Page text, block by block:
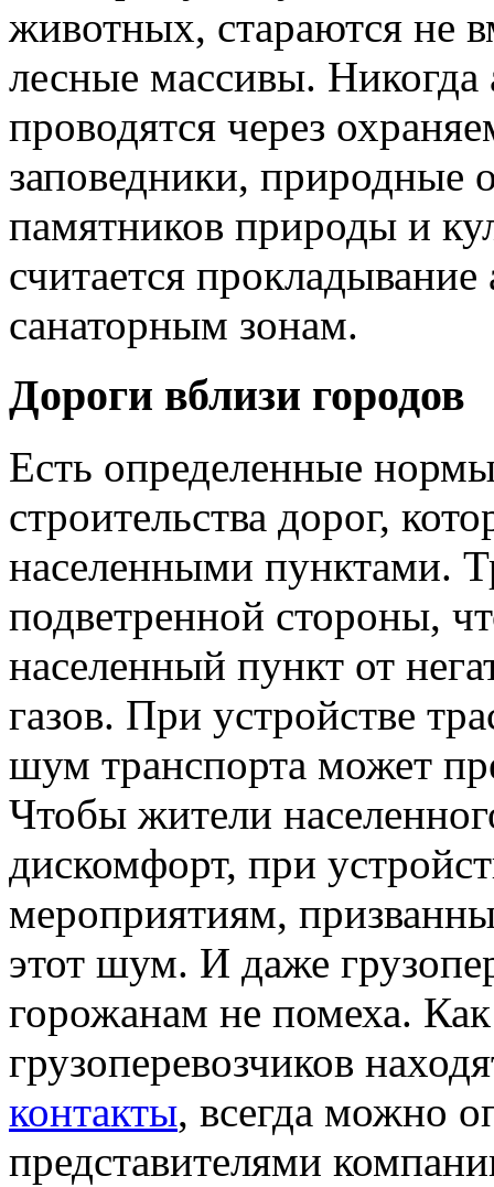
животных, стараются не
лесные массивы.
проводятся через
заповедники, природные
памятников природы и
считается
санаторным зонам.
Дороги вблизи городов
Есть определенные
строительства дорог,
населенными пунктами.
подветренной стороны,
населенный пункт от
газов. При устройстве
шум транспорта может
Чтобы жители
дискомфорт, при
мероприятиям,
этот шум. И даже
горожанам не помеха.
грузоперевозчиков
контакты, всегда можно
представителями